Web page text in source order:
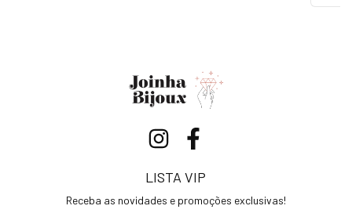
LISTA VIP
Receba as novidades e promoções exclusivas!